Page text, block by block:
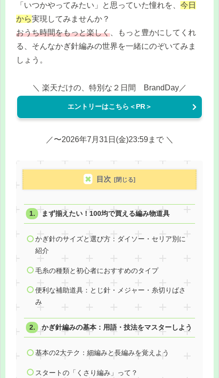
「いつかやってみたい」と思っていた憧れを、 今日
から実現してみませんか？
おうち時間をもっと楽しく 、もっと豊かにしてくれ
る、そんなかぎ針編みの世界を一緒にのぞいてみま
しょう。
＼ 楽天だけの、特別な２日間 BrandDay／
エントリーはこちら＜PR＞
／〜2026年7月31日(金)23:59まで ＼
目次
まず揃えたい！100均で買える編み物道具
かぎ針のサイズと選び方：ダイソー・セリア別に
紹介
毛糸の種類と初心者におすすめのタイプ
便利な補助道具：とじ針・メジャー・糸切りばさ
み
かぎ針編みの基本：用語・技法をマスターしよう
基本の2大テク：細編みと長編みを覚えよう
スタートの「くさり編み」って？